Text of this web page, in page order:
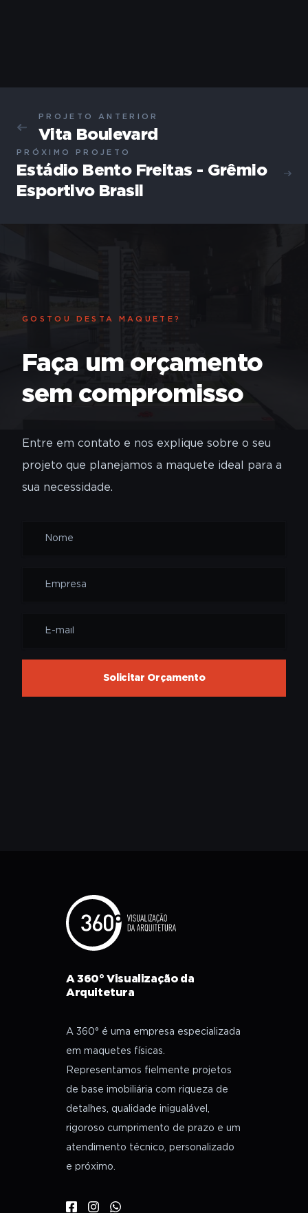
PROJETO ANTERIOR
Vita Boulevard
PRÓXIMO PROJETO
Estádio Bento Freitas - Grêmio
Esportivo Brasil
GOSTOU DESTA MAQUETE?
Faça um orçamento
sem compromisso
Entre em contato e nos explique sobre o seu
projeto que planejamos a maquete ideal para a
sua necessidade.
Solicitar Orçamento
A 360° Visualização da
Arquitetura
A 360° é uma empresa especializada
em maquetes físicas.
Representamos fielmente projetos
de base imobiliária com riqueza de
detalhes, qualidade inigualável,
rigoroso cumprimento de prazo e um
atendimento técnico, personalizado
e próximo.